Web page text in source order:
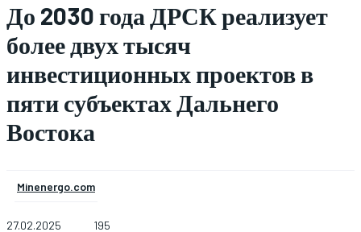
До 2030 года ДРСК реализует
более двух тысяч
инвестиционных проектов в
пяти субъектах Дальнего
Востока
Minenergo.com
27.02.2025 195